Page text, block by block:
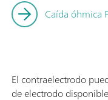
Caída óhmica
El contraelectrodo
de electrodo